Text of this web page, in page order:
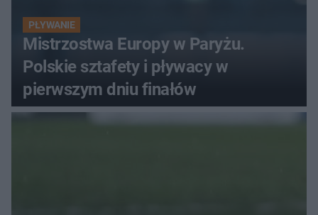
PŁYWANIE
Mistrzostwa Europy w Paryżu.
Polskie sztafety i pływacy w
pierwszym dniu finałów